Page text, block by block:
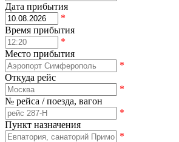
Дата прибытия
*
Время прибытия
*
Место прибытия
*
Откуда рейс
*
№ рейса / поезда, вагон
*
Пункт назначения
*